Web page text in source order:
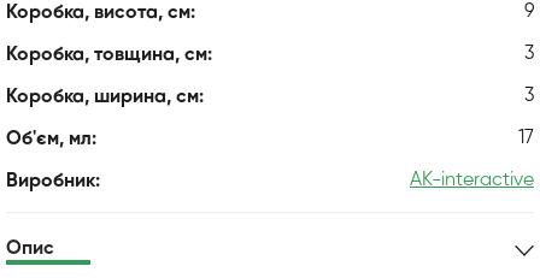
Коробка, висота, см: 9
Коробка, товщина, см: 3
Коробка, ширина, см: 3
Об'єм, мл: 17
Виробник: AK-interactive
Опис